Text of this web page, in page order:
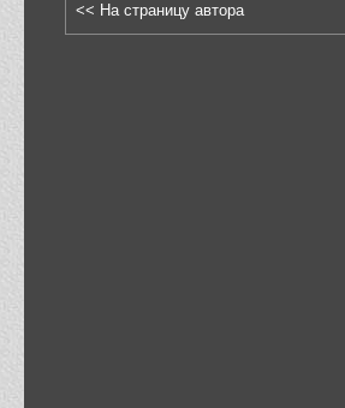
<< На страницу автора